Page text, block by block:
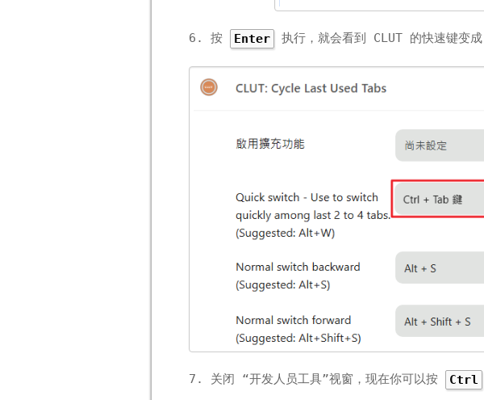
6. 按 Enter 执行，就会看到 CLUT 的快速键变成
7. 关闭 “开发人员工具”视窗，现在你可以按 Ctrl